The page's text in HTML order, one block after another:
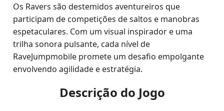
Os Ravers são destemidos aventureiros que
participam de competições de saltos e manobras
espetaculares. Com um visual inspirador e uma
trilha sonora pulsante, cada nível de
RaveJumpmobile promete um desafio empolgante
envolvendo agilidade e estratégia.
Descrição do Jogo